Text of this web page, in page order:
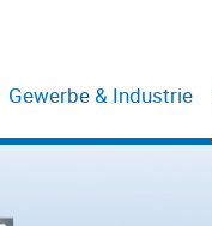
Gewerbe & Industrie